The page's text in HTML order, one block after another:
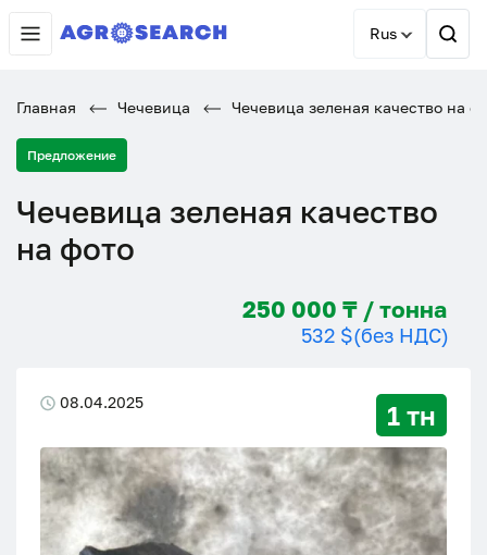
Rus
Главная Чечевица Чечевица зеленая качество на
Предложение
Чечевица зеленая качество
на фото
250 000 ₸ / тонна
532 $(без НДС)
08.04.2025 1 тн